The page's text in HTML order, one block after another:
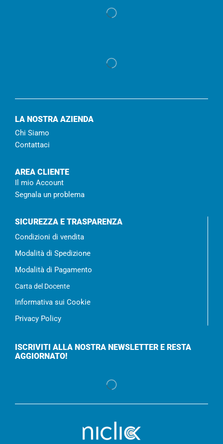
LA NOSTRA AZIENDA
Chi Siamo
Contattaci
AREA CLIENTE
Il mio Account
Segnala un problema
SICUREZZA E TRASPARENZA
Condizioni di vendita
Modalità di Spedizione
Modalità di Pagamento
Carta del Docente
Informativa sui Cookie
Privacy Policy
ISCRIVITI ALLA NOSTRA NEWSLETTER E RESTA
AGGIORNATO!